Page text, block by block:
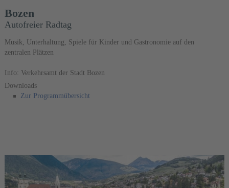
Bozen
Autofreier Radtag
Musik, Unterhaltung, Spiele für Kinder und Gastronomie auf den
zentralen Plätzen
Info: Verkehrsamt der Stadt Bozen
Downloads
Zur Programmübersicht